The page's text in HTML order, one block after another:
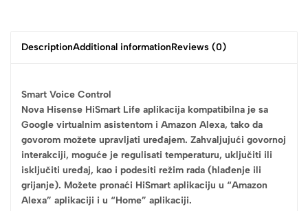
DescriptionAdditional informationReviews (0)
Smart Voice Control
Nova Hisense HiSmart Life aplikacija kompatibilna je sa
Google virtualnim asistentom i Amazon Alexa, tako da
govorom možete upravljati uređajem. Zahvaljujući govornoj
interakciji, moguće je regulisati temperaturu, uključiti ili
isključiti uređaj, kao i podesiti režim rada (hlađenje ili
grijanje). Možete pronaći HiSmart aplikaciju u “Amazon
Alexa” aplikaciji i u “Home” aplikaciji.